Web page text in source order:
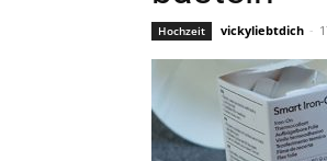
Hochzeit vickyliebtdich -